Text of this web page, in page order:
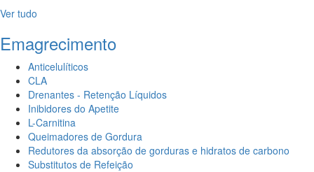
Ver tudo
Emagrecimento
Anticelulíticos
CLA
Drenantes - Retenção Líquidos
Inibidores do Apetite
L-Carnitina
Queimadores de Gordura
Redutores da absorção de gorduras e hidratos de carbono
Substitutos de Refeição